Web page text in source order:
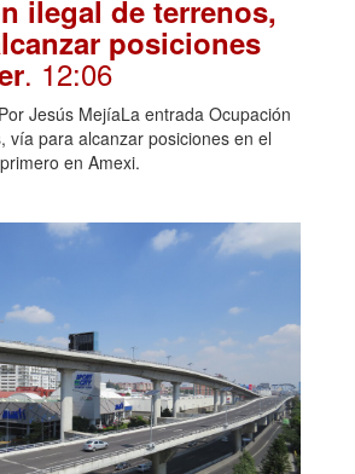
ilegal de terrenos,
posiciones
. 12:06
Jesús MejíaLa entrada Ocupación
vía para alcanzar posiciones en el
en Amexi.